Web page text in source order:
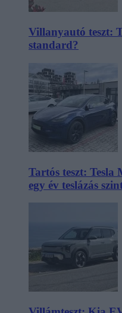
Villanyautó teszt:
standard?
Tartós teszt:
egy év teslázás